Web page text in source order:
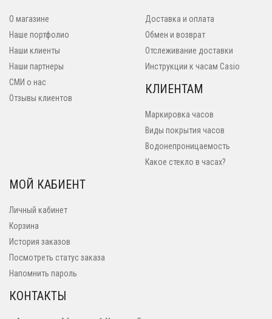
О магазине
Наше портфолио
Наши клиенты
Наши партнеры
СМИ о нас
Отзывы клиентов
Доставка и оплата
Обмен и возврат
Отслеживание доставки
Инструкции к часам Casio
КЛИЕНТАМ
Маркировка часов
Виды покрытия часов
Водонепроницаемость
Какое стекло в часах?
МОЙ КАБИЕНТ
Личный кабинет
Корзина
История заказов
Посмотреть статус заказа
Напомнить пароль
КОНТАКТЫ